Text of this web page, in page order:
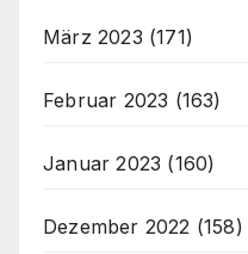
März 2023 (171)
Februar 2023 (163)
Januar 2023 (160)
Dezember 2022 (158)